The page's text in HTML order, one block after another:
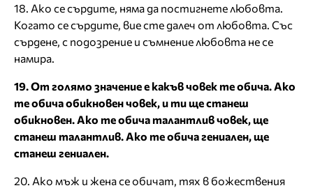
18. Ако се сърдите, няма да постигнете любовта.
Когато се сърдите, вие сте далеч от любовта. Със
сърдене, с подозрение и съмнение любовта не се
намира.
19. От голямо значение е какъв човек те обича. Ако
те обича обикновен човек, и ти ще станеш
обикновен. Ако те обича талантлив човек, ще
станеш талантлив. Ако те обича гениален, ще
станеш гениален.
20. Ако мъж и жена се обичат, тях в божествения